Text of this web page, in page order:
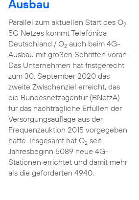
Ausbau
Parallel zum aktuellen Start des O2
5G Netzes kommt Telefónica
Deutschland / O2auch beim 4G-
Ausbau mit großen Schritten voran.
Das Unternehmen hat fristgerecht
zum 30. September 2020 das
zweite Zwischenziel erreicht, das
die Bundesnetzagentur (BNetzA)
für das nachträgliche Erfüllen der
Versorgungsauflage aus der
Frequenzauktion 2015 vorgegeben
hatte. Insgesamt hat O2seit
Jahresbeginn 5089 neue 4G-
Stationen errichtet und damit mehr
als die geforderten 4940.